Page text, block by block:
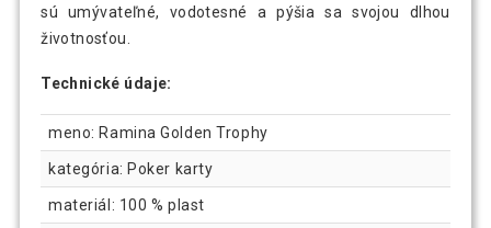
sú umývateľné, vodotesné a pýšia sa svojou dlhou
životnosťou.
Technické údaje:
meno: Ramina Golden Trophy
kategória: Poker karty
materiál: 100 % plast